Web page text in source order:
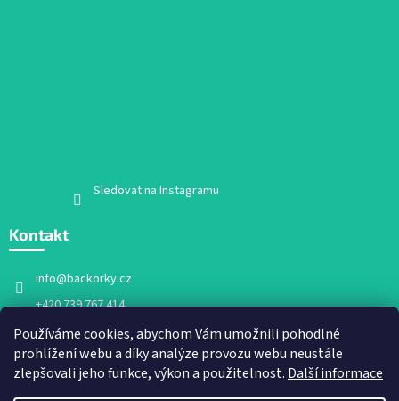
Používáme cookies, abychom Vám umožnili pohodlné
prohlížení webu a díky analýze provozu webu neustále
zlepšovali jeho funkce, výkon a použitelnost. Další informace
Sledovat na Instagramu
Kontakt
info@backorky.cz
+420 739 767 414
Facebook
backorky.cz